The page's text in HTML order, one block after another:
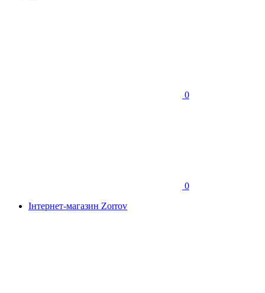
0
0
Інтернет-магазин Zorrov